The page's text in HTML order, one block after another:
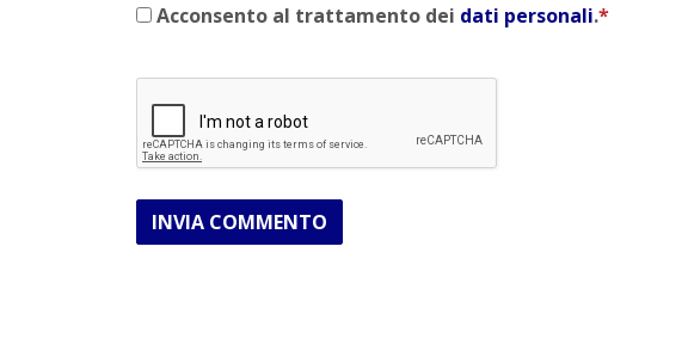
Acconsento al trattamento dei dati personali.*
INVIA COMMENTO